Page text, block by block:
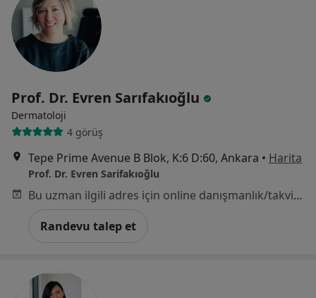
Prof. Dr. Evren Sarıfakıoğlu
Dermatoloji
4 görüş
Tepe Prime Avenue B Blok, K:6 D:60, Ankara • Harita
Prof. Dr. Evren Sarifakıoğlu
Bu uzman ilgili adres için online danışmanlık/takvim sunmuyor.
Randevu talep et